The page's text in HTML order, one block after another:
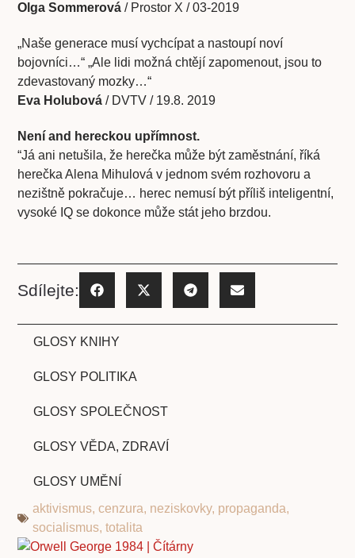
Olga Sommerová / Prostor X / 03-2019
„Naše generace musí vychcípat a nastoupí noví
bojovníci…“ „Ale lidi možná chtějí zapomenout, jsou to
zdevastovaný mozky…“
Eva Holubová / DVTV / 19.8. 2019
Není and hereckou upřímnost.
“Já ani netušila, že herečka může být zaměstnání, říká
herečka Alena Mihulová v jednom svém rozhovoru a
nezištně pokračuje… herec nemusí být příliš inteligentní,
vysoké IQ se dokonce může stát jeho brzdou.
Sdílejte:
GLOSY KNIHY
GLOSY POLITIKA
GLOSY SPOLEČNOST
GLOSY VĚDA, ZDRAVÍ
GLOSY UMĚNÍ
aktivismus,cenzura, neziskovky, propaganda,
socialismus,totalita